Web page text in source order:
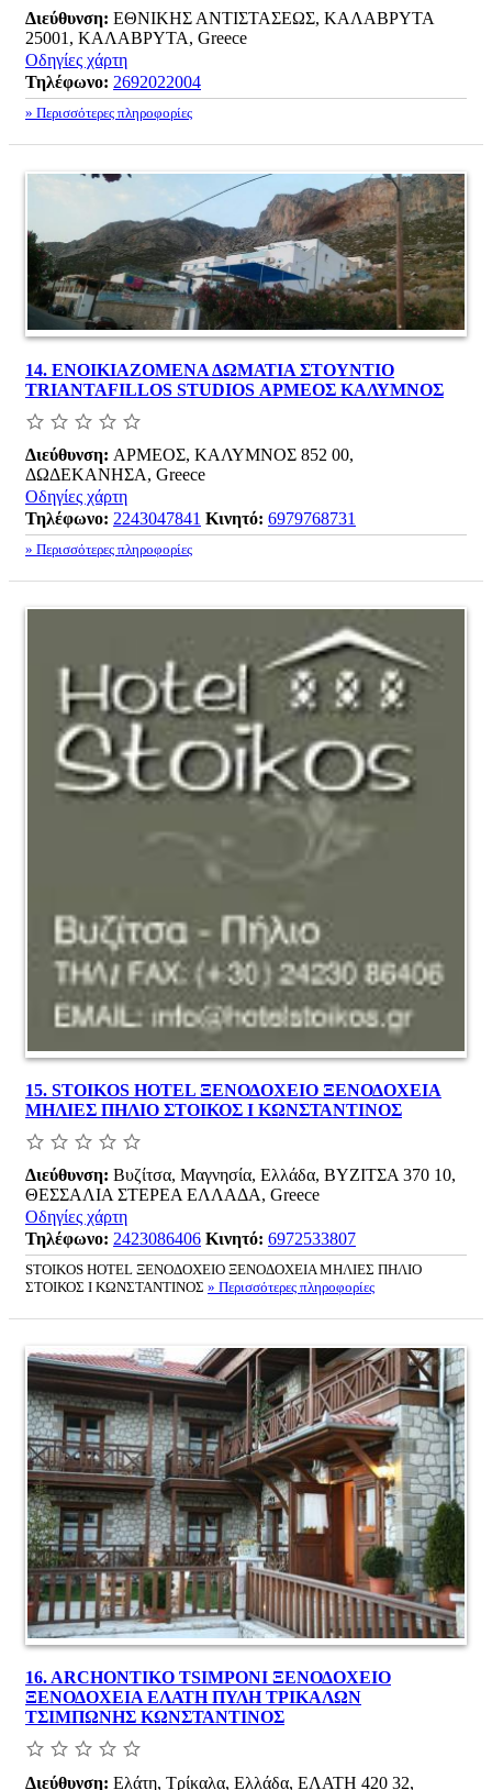
Διεύθυνση: ΕΘΝΙΚΗΣ ΑΝΤΙΣΤΑΣΕΩΣ, ΚΑΛΑΒΡΥΤΑ
25001, ΚΑΛΑΒΡΥΤΑ, Greece
Οδηγίες χάρτη
Τηλέφωνο: 2692022004
» Περισσότερες πληροφορίες
14. ΕΝΟΙΚΙΑΖΟΜΕΝΑ ΔΩΜΑΤΙΑ ΣΤΟΥΝΤΙΟ
TRIANTAFILLOS STUDIOS ΑΡΜΕΟΣ ΚΑΛΥΜΝΟΣ
Διεύθυνση: ΑΡΜΕΟΣ, ΚΑΛΥΜΝΟΣ 852 00,
ΔΩΔΕΚΑΝΗΣΑ, Greece
Οδηγίες χάρτη
Τηλέφωνο: 2243047841 Κινητό: 6979768731
» Περισσότερες πληροφορίες
15. STOIKOS HOTEL ΞΕΝΟΔΟΧΕΙΟ ΞΕΝΟΔΟΧΕΙΑ
ΜΗΛΙΕΣ ΠΗΛΙΟ ΣΤΟΙΚΟΣ Ι ΚΩΝΣΤΑΝΤΙΝΟΣ
Διεύθυνση: Βυζίτσα, Μαγνησία, Ελλάδα, ΒΥΖΙΤΣΑ 370 10,
ΘΕΣΣΑΛΙΑ ΣΤΕΡΕΑ ΕΛΛΑΔΑ, Greece
Οδηγίες χάρτη
Τηλέφωνο: 2423086406 Κινητό: 6972533807
STOIKOS HOTEL ΞΕΝΟΔΟΧΕΙΟ ΞΕΝΟΔΟΧΕΙΑ ΜΗΛΙΕΣ ΠΗΛΙΟ
ΣΤΟΙΚΟΣ Ι ΚΩΝΣΤΑΝΤΙΝΟΣ » Περισσότερες πληροφορίες
16.ARCHONTIKO TSIMPONI ΞΕΝΟΔΟΧΕΙΟ
ΞΕΝΟΔΟΧΕΙΑ ΕΛΑΤΗ ΠΥΛΗ ΤΡΙΚΑΛΩΝ
ΤΣΙΜΠΩΝΗΣ ΚΩΝΣΤΑΝΤΙΝΟΣ
Διεύθυνση: Ελάτη, Τρίκαλα, Ελλάδα, ΕΛΑΤΗ 420 32,